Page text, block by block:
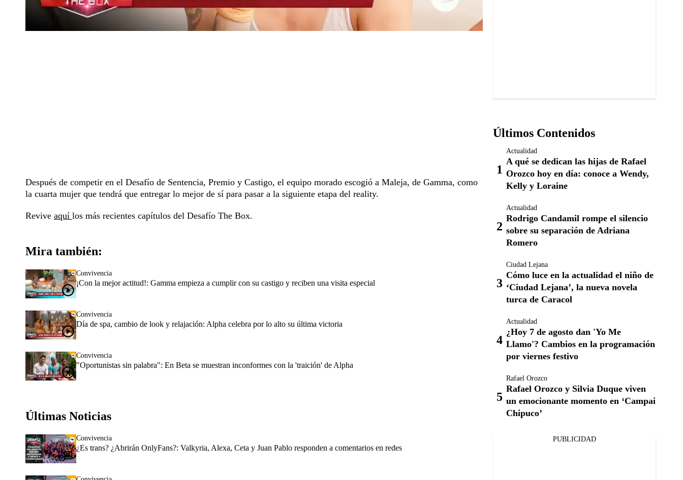
Después de competir en el Desafío de Sentencia, Premio y Castigo, el equipo morado escogió a Maleja, de Gamma, como
la cuarta mujer que tendrá que entregar lo mejor de sí para pasar a la siguiente etapa del reality.
Revive aquí los más recientes capítulos del Desafío The Box.
Mira también:
Convivencia
¡Con la mejor actitud!: Gamma empieza a cumplir con su castigo y reciben una visita especial
Convivencia
Día de spa, cambio de look y relajación: Alpha celebra por lo alto su última victoria
Convivencia
"Oportunistas sin palabra": En Beta se muestran inconformes con la 'traición' de Alpha
Últimas Noticias
Convivencia
¿Es trans? ¿Abrirán OnlyFans?: Valkyria, Alexa, Ceta y Juan Pablo responden a comentarios en redes
Últimos Contenidos
Actualidad
A qué se dedican las hijas de Rafael
Orozco hoy en día: conoce a Wendy,
Kelly y Loraine
Actualidad
Rodrigo Candamil rompe el silencio
sobre su separación de Adriana
Romero
Ciudad Lejana
Cómo luce en la actualidad el niño de
‘Ciudad Lejana’, la nueva novela
turca de Caracol
Actualidad
¿Hoy 7 de agosto dan 'Yo Me
Llamo'? Cambios en la programación
por viernes festivo
Rafael Orozco
Rafael Orozco y Silvia Duque viven
un emocionante momento en ‘Campai
Chipuco’
PUBLICIDAD